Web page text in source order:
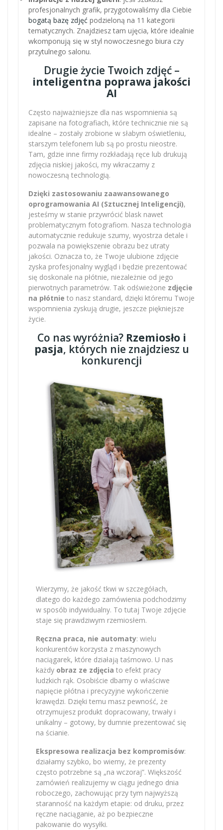
profesjonalnych grafik, przygotowaliśmy dla Ciebie
bogatą bazę zdjęć podzieloną na 11 kategorii
tematycznych. Znajdziesz tam ujęcia, które idealnie
wkomponują się w styl nowoczesnego biura czy
przytulnego salonu.
Drugie życie Twoich zdjęć –
inteligentna poprawa jakości
AI
Często najważniejsze dla nas wspomnienia są
zapisane na fotografiach, które technicznie nie są
idealne – zostały zrobione w słabym oświetleniu,
starszym telefonem lub są po prostu nieostre.
Tam, gdzie inne firmy rozkładają ręce lub drukują
zdjęcia niskiej jakości, my wkraczamy z
nowoczesną technologią.
Dzięki zastosowaniu zaawansowanego
oprogramowania AI (Sztucznej Inteligencji),
jesteśmy w stanie przywrócić blask nawet
problematycznym fotografiom. Nasza technologia
automatycznie redukuje szumy, wyostrza detale i
pozwala na powiększenie obrazu bez utraty
jakości. Oznacza to, że Twoje ulubione zdjęcie
zyska profesjonalny wygląd i będzie prezentować
się doskonale na płótnie, niezależnie od jego
pierwotnych parametrów. Tak odświeżone zdjęcie
na płótnie to nasz standard, dzięki któremu Twoje
wspomnienia zyskują drugie, jeszcze piękniejsze
życie.
Co nas wyróżnia? Rzemiosło i
pasja, których nie znajdziesz u
konkurencji
Wierzymy, że jakość tkwi w szczegółach,
dlatego do każdego zamówienia podchodzimy
w sposób indywidualny. To tutaj Twoje zdjęcie
staje się prawdziwym rzemiosłem.
Ręczna praca, nie automaty: wielu
konkurentów korzysta z maszynowych
naciągarek, które działają taśmowo. U nas
każdy obraz ze zdjęcia to efekt pracy
ludzkich rąk. Osobiście dbamy o właściwe
napięcie płótna i precyzyjne wykończenie
krawędzi. Dzięki temu masz pewność, że
otrzymujesz produkt dopracowany, trwały i
unikalny – gotowy, by dumnie prezentować się
na ścianie.
Ekspresowa realizacja bez kompromisów:
działamy szybko, bo wiemy, że prezenty
często potrzebne są „na wczoraj”. Większość
zamówień realizujemy w ciągu jednego dnia
roboczego, zachowując przy tym najwyższą
staranność na każdym etapie: od druku, przez
ręczne naciąganie, aż po bezpieczne
pakowanie do wysyłki.